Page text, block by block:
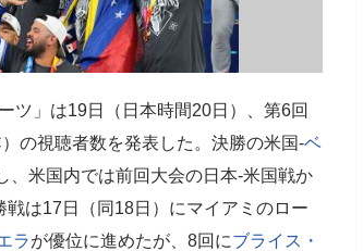
ツ」は19日（日本時間20日）、第6回
の視聴者数を発表した。決勝の米国-ベ
米国内では前回大会の日本-米国戦か
は17日（同18日）にマイアミのロー
ラが優位に進めたが、8回にブライス・